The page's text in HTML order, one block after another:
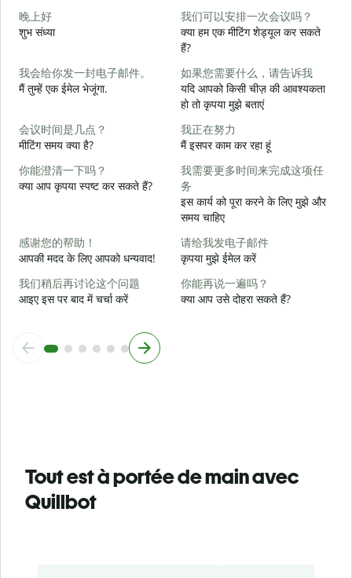
晚上好
शुभ संध्या
我们可以安排一次会议吗？
क्या हम एक मीटिंग शेड्यूल कर सकते
हैं?
我会给你发一封电子邮件。
मैं तुम्हें एक ईमेल भेजूंगा.
如果您需要什么，请告诉我
यदि आपको किसी चीज़ की आवश्यकता
हो तो कृपया मुझे बताएं
会议时间是几点？
मीटिंग समय क्या है?
我正在努力
मैं इसपर काम कर रहा हूं
你能澄清一下吗？
क्या आप कृपया स्पष्ट कर सकते हैं?
我需要更多时间来完成这项任
务
इस कार्य को पूरा करने के लिए मुझे और
समय चाहिए
感谢您的帮助！
आपकी मदद के लिए आपको धन्यवाद!
请给我发电子邮件
कृपया मुझे ईमेल करें
我们稍后再讨论这个问题
आइए इस पर बाद में चर्चा करें
你能再说一遍吗？
क्या आप उसे दोहरा सकते हैं?
Tout est à portée de main avec
Quillbot